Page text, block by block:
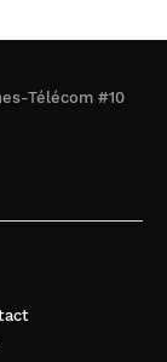
Télécom #10